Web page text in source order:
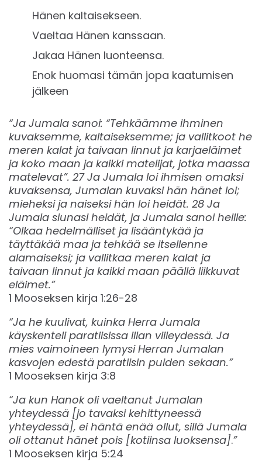
Hänen kaltaisekseen.
Vaeltaa Hänen kanssaan.
Jakaa Hänen luonteensa.
Enok huomasi tämän jopa kaatumisen
jälkeen
“Ja Jumala sanoi: “Tehkäämme ihminen
kuvaksemme, kaltaiseksemme; ja vallitkoot he
meren kalat ja taivaan linnut ja karjaeläimet
ja koko maan ja kaikki matelijat, jotka maassa
matelevat”. 27 Ja Jumala loi ihmisen omaksi
kuvaksensa, Jumalan kuvaksi hän hänet loi;
mieheksi ja naiseksi hän loi heidät. 28 Ja
Jumala siunasi heidät, ja Jumala sanoi heille:
“Olkaa hedelmälliset ja lisääntykää ja
täyttäkää maa ja tehkää se itsellenne
alamaiseksi; ja vallitkaa meren kalat ja
taivaan linnut ja kaikki maan päällä liikkuvat
eläimet.”
1 Mooseksen kirja‬ ‭1:26-28‬
“Ja he kuulivat, kuinka Herra Jumala
käyskenteli paratiisissa illan viileydessä. Ja
mies vaimoineen lymysi Herran Jumalan
kasvojen edestä paratiisin puiden sekaan.”
1 Mooseksen kirja 3:8‬‬
“Ja kun Hanok oli vaeltanut Jumalan
yhteydessä [jo tavaksi kehittyneessä
yhteydessä], ei häntä enää ollut, sillä Jumala
oli ottanut hänet pois [kotiinsa luoksensa].”
‭‭1 Mooseksen kirja 5:24